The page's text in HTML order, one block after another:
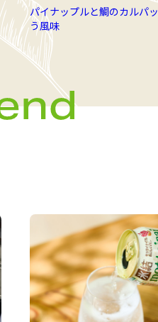
パイナップルと鯛のカルパ
う風味